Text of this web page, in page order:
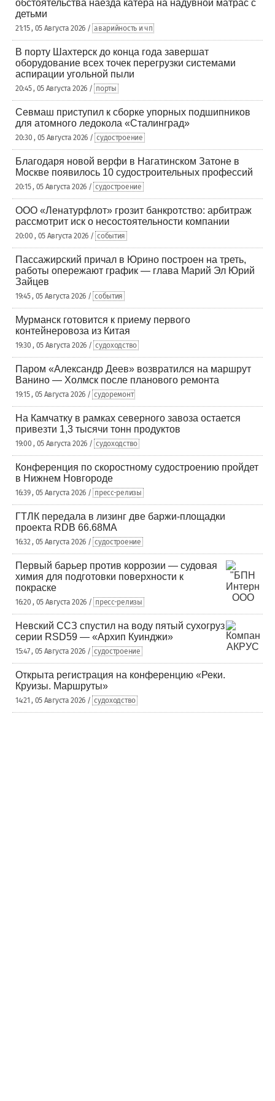
обстоятельства наезда катера на надувной матрас с
детьми
21:15 , 05 Августа 2026 / аварийность и чп
В порту Шахтерск до конца года завершат
оборудование всех точек перегрузки системами
аспирации угольной пыли
20:45 , 05 Августа 2026 / порты
Севмаш приступил к сборке упорных подшипников
для атомного ледокола «Сталинград»
20:30 , 05 Августа 2026 / судостроение
Благодаря новой верфи в Нагатинском Затоне в
Москве появилось 10 судостроительных профессий
20:15 , 05 Августа 2026 / судостроение
ООО «Ленатурфлот» грозит банкротство: арбитраж
рассмотрит иск о несостоятельности компании
20:00 , 05 Августа 2026 / события
Пассажирский причал в Юрино построен на треть,
работы опережают график — глава Марий Эл Юрий
Зайцев
19:45 , 05 Августа 2026 / события
Мурманск готовится к приему первого
контейнеровоза из Китая
19:30 , 05 Августа 2026 / судоходство
Паром «Александр Деев» возвратился на маршрут
Ванино — Холмск после планового ремонта
19:15 , 05 Августа 2026 / судоремонт
На Камчатку в рамках северного завоза остается
привезти 1,3 тысячи тонн продуктов
19:00 , 05 Августа 2026 / судоходство
Конференция по скоростному судостроению пройдет
в Нижнем Новгороде
16:39 , 05 Августа 2026 / пресс-релизы
ГТЛК передала в лизинг две баржи-площадки
проекта RDB 66.68МА
16:32 , 05 Августа 2026 / судостроение
Первый барьер против коррозии — судовая
химия для подготовки поверхности к
покраске
16:20 , 05 Августа 2026 / пресс-релизы
Невский ССЗ спустил на воду пятый сухогруз
серии RSD59 — «Архип Куинджи»
15:47 , 05 Августа 2026 / судостроение
Открыта регистрация на конференцию «Реки.
Круизы. Маршруты»
14:21 , 05 Августа 2026 / судоходство